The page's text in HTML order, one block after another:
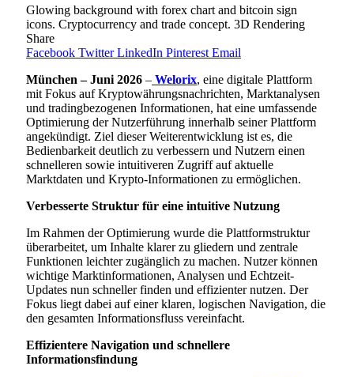
Glowing background with forex chart and bitcoin sign
icons. Cryptocurrency and trade concept. 3D Rendering
Share
Facebook Twitter LinkedIn Pinterest Email
München – Juni 2026 – Welorix, eine digitale Plattform
mit Fokus auf Kryptowährungsnachrichten, Marktanalysen
und tradingbezogenen Informationen, hat eine umfassende
Optimierung der Nutzerführung innerhalb seiner Plattform
angekündigt. Ziel dieser Weiterentwicklung ist es, die
Bedienbarkeit deutlich zu verbessern und Nutzern einen
schnelleren sowie intuitiveren Zugriff auf aktuelle
Marktdaten und Krypto-Informationen zu ermöglichen.
Verbesserte Struktur für eine intuitive Nutzung
Im Rahmen der Optimierung wurde die Plattformstruktur
überarbeitet, um Inhalte klarer zu gliedern und zentrale
Funktionen leichter zugänglich zu machen. Nutzer können
wichtige Marktinformationen, Analysen und Echtzeit-
Updates nun schneller finden und effizienter nutzen. Der
Fokus liegt dabei auf einer klaren, logischen Navigation, die
den gesamten Informationsfluss vereinfacht.
Effizientere Navigation und schnellere
Informationsfindung